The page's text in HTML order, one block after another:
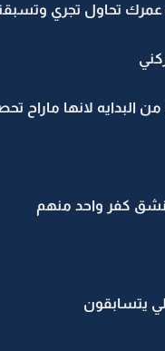
تحاول تجري
البدايه لانها ماراح
كفر واحد منهم
يتسابقون